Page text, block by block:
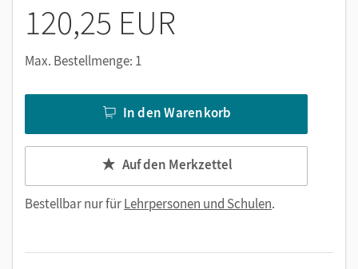
120,25 EUR
Max. Bestellmenge: 1
In den Warenkorb
Auf den Merkzettel
Bestellbar nur fürLehrpersonen und Schulen.